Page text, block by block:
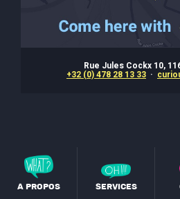
Rue Jules Cockx 10,
+32 (0) 478 28 13 33 ·
A propos Services